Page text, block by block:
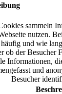
sammeln
nutzen.
und wie
ob der Besucher
Informationen,
und
Besucher